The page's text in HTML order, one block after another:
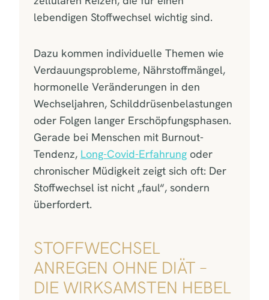
lebendigen Stoffwechsel wichtig sind.
Dazu kommen individuelle Themen wie
Verdauungsprobleme, Nährstoffmängel,
hormonelle Veränderungen in den
Wechseljahren, Schilddrüsenbelastungen
oder Folgen langer Erschöpfungsphasen.
Gerade bei Menschen mit Burnout-
Tendenz, Long-Covid-Erfahrung oder
chronischer Müdigkeit zeigt sich oft: Der
Stoffwechsel ist nicht „faul“, sondern
überfordert.
STOFFWECHSEL
ANREGEN OHNE DIÄT –
DIE WIRKSAMSTEN HEBEL